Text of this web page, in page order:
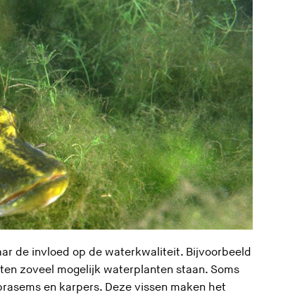
de invloed op de waterkwaliteit. Bijvoorbeeld
zoveel mogelijk waterplanten staan. Soms
en karpers. Deze vissen maken het